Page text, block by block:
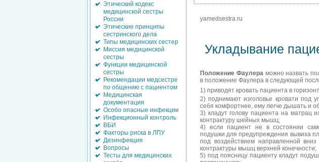
Этический кодекс
медицинской сестры
России
Этические принципы
сестринского дела
Типы медицинских сестер
Миссия медицинской
сестры
Функции медицинской
сестры
Рекомендации медсестре
по общению с пациентом
Медицинская
документация
Особо опасные инфекции
Инфекционный контроль
ВБИ
Факторы риска в ЛПУ
Дезинфекция
Вопросы
Тесты для медицинских
yamedsestra.ru
Укладывание
Положение Фаулераможно назвать
в положение Фаулера в следующей
1) приводят кровать пациента в
2) поднимают изголовье кровати под
себя комфортнее, ему легче дышать и
3) кладут голову пациента на матрац
контрактуру шейных мышц;
4) если пациент не в состоянии
подушки для предупреждения вывиха
под воздействием направленной
контрактуры мышц верхней конечности;
5) под поясницу пациенту кладут